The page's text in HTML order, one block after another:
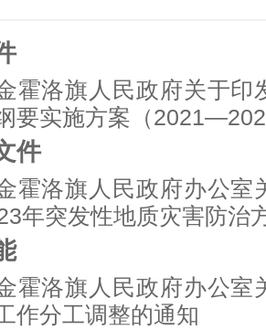
霍洛旗人民政府关于印
要实施方案（
件
霍洛旗人民政府办公室
年突发性地质灾害防治
霍洛旗人民政府办公室
作分工调整的通知